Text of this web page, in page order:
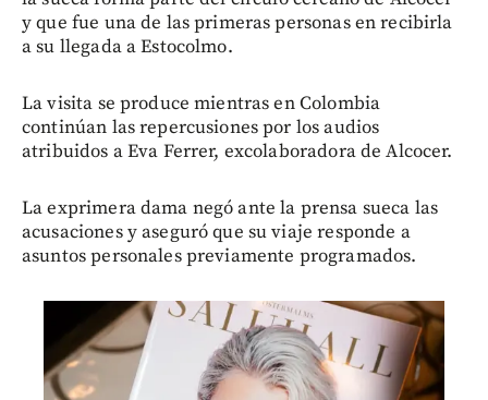
y que fue una de las primeras personas en recibirla
a su llegada a Estocolmo.
La visita se produce mientras en Colombia
continúan las repercusiones por los audios
atribuidos a Eva Ferrer, excolaboradora de Alcocer.
La exprimera dama negó ante la prensa sueca las
acusaciones y aseguró que su viaje responde a
asuntos personales previamente programados.